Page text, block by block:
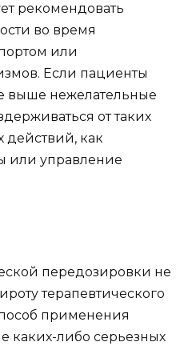
рекомендовать
во время
или
Если пациенты
выше нежелательные
от таких
действий, как
или управление
передозировки не
терапевтического
применения
каких-либо серьезных